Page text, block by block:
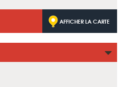
AFFICHER LA CARTE